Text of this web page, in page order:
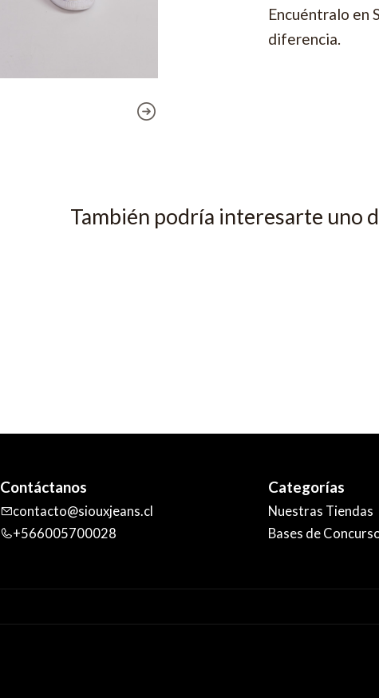
Encuéntralo en
diferencia.
También podría interesarte uno
Contáctanos
contacto@siouxjeans.cl
+566005700028
Categorías
Nuestras Tiendas
Bases de